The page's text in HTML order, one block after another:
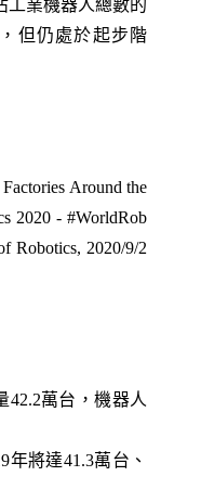
工業機器人總數的
但仍處於起步階
Around the
2020 - #WorldRob
Robotics, 2020/9/2
42.2萬台，機器人
年將達41.3萬台、